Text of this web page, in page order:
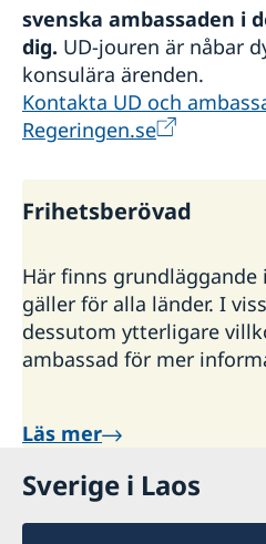
svenska ambassaden i
dig. UD-jouren är nåbar
konsulära ärenden.
Kontakta UD och
Regeringen.se
Frihetsberövad
Här finns
gäller för alla länder. I
dessutom ytterligare
ambassad för mer
Läs mer
Sverige i Laos